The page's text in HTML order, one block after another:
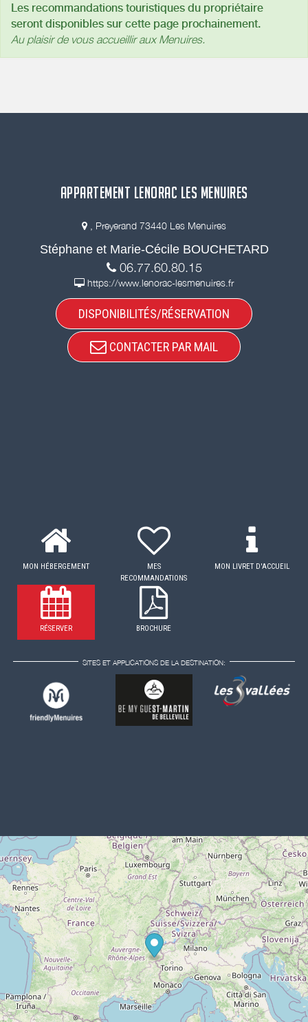
Les recommandations touristiques du propriétaire
seront disponibles sur cette page prochainement.
Au plaisir de vous accueillir aux Menuires.
APPARTEMENT LENORAC LES MENUIRES
, Preyerand 73440 Les Menuires
Stéphane et Marie-Cécile BOUCHETARD
06.77.60.80.15
https://www.lenorac-lesmenuires.fr
DISPONIBILITÉS/RÉSERVATION
CONTACTER PAR MAIL
MON HÉBERGEMENT
MES
RECOMMANDATIONS
MON LIVRET D'ACCUEIL
RÉSERVER BROCHURE
SITES ET APPLICATIONS DE LA DESTINATION: